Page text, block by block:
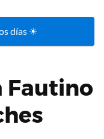
días ☀
Fautino